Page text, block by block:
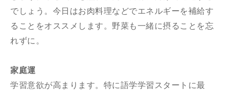
でしょう。今日はお肉料理などでエネルギーを補給す
ることをオススメします。野菜も一緒に摂ることを忘
れずに。
家庭運
学習意欲が高まります。特に語学学習スタートに最